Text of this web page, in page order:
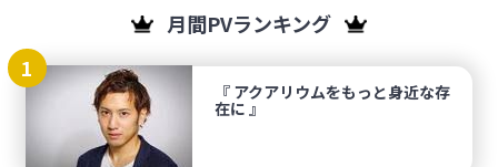
月間PVランキング
1
『 アクアリウムをもっと身近な存
在に 』